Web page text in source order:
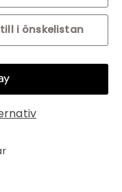
i önskelistan